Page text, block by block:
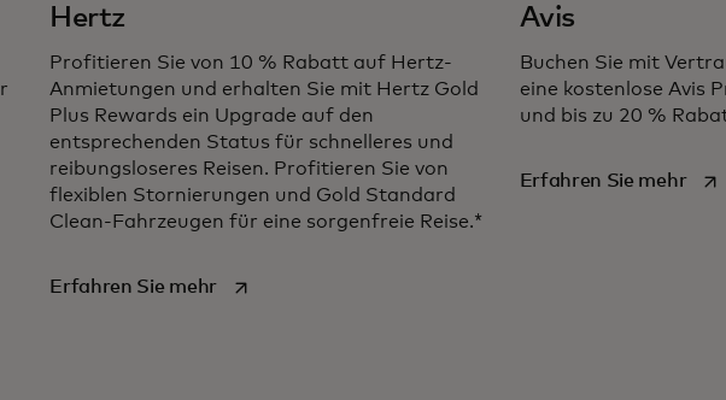
der World Mastercard
geöffnet
Hertz
Profitieren Sie von 10 % Rabatt auf Hertz-
Anmietungen und erhalten Sie mit Hertz Gold
Plus Rewards ein Upgrade auf den
entsprechenden Status für schnelleres und
reibungsloseres Reisen. Profitieren Sie von
flexiblen Stornierungen und Gold Standard
Clean-Fahrzeugen für eine sorgenfreie Reise.*
Erfahren Sie mehrwird in einer neuen Registerkarte geöffnet
Avis
Buchen Sie mit
eine kostenlose Avis
und bis zu 20 %
Erfahren Sie mehrwird